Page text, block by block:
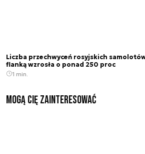
Liczba przechwyceń rosyjskich
flanką wzrosła o ponad 250 proc
1 min.
Mogą Cię zainteresować